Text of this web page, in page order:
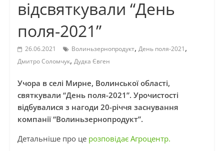
відсвяткували “День
поля-2021”
26.06.2021 Волиньзернопродукт, День поля-2021,
Дмитро Соломчук, Дудка Євген
Учора в селі Мирне, Волинської області,
святкували “День поля-2021”. Урочистості
відбувалися з нагоди 20-річчя заснування
компанії “Волиньзернопродукт”.
Детальніше про це розповідає Агроцентр.